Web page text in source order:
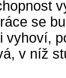
se
vyhoví,
v níž